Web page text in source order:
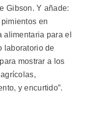
Gibson. Y añade:
en
alimentaria para el
laboratorio de
mostrar a los
y encurtido”.